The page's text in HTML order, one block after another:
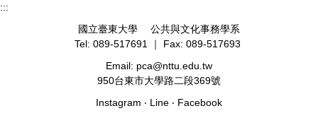
:::
國立臺東大學 公共與文化事務學系
Tel: 089-517691 ｜ Fax: 089-517693
Email: pca@nttu.edu.tw
950台東市大學路二段369號
Instagram ‧ Line ‧ Facebook